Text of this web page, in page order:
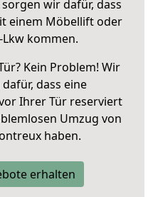
wir dafür, dass
einem Möbellift oder
kommen.
Kein Problem! Wir
dass eine
Ihrer Tür reserviert
Umzug von
haben.
erhalten